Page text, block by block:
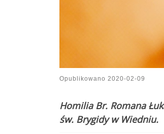
Opublikowano 2020-02-09
Homilia Br. Romana
św. Brygidy w Wiedniu.